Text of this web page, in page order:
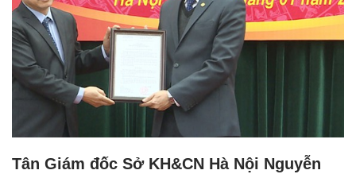
Tân Giám đốc Sở KH&CN Hà Nội Nguyễn